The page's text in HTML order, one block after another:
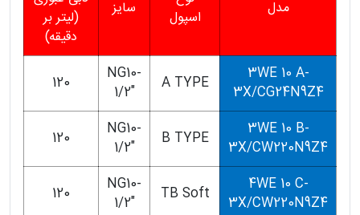
مدل
اسپول
سایز
(لیتر بر
دقیقه)
3WE 10 A-
3X/CG24N9Z4
A TYPE
NG10-
1/2"
120
3WE 10 B-
3X/CW220N9Z4
B TYPE
NG10-
1/2"
120
4WE 10 C-
3X/CW220N9Z4
TB Soft
NG10-
1/2"
120